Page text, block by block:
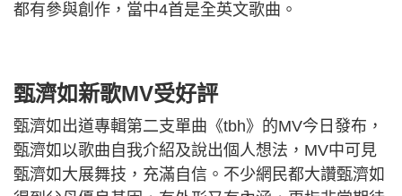
都有參與創作，當中4首是全英文歌曲。
甄濟如新歌MV受好評
甄濟如出道專輯第二支單曲《tbh》的MV今日發布，
甄濟如以歌曲自我介紹及說出個人想法，MV中可見
甄濟如大展舞技，充滿自信。不少網民都大讚甄濟如